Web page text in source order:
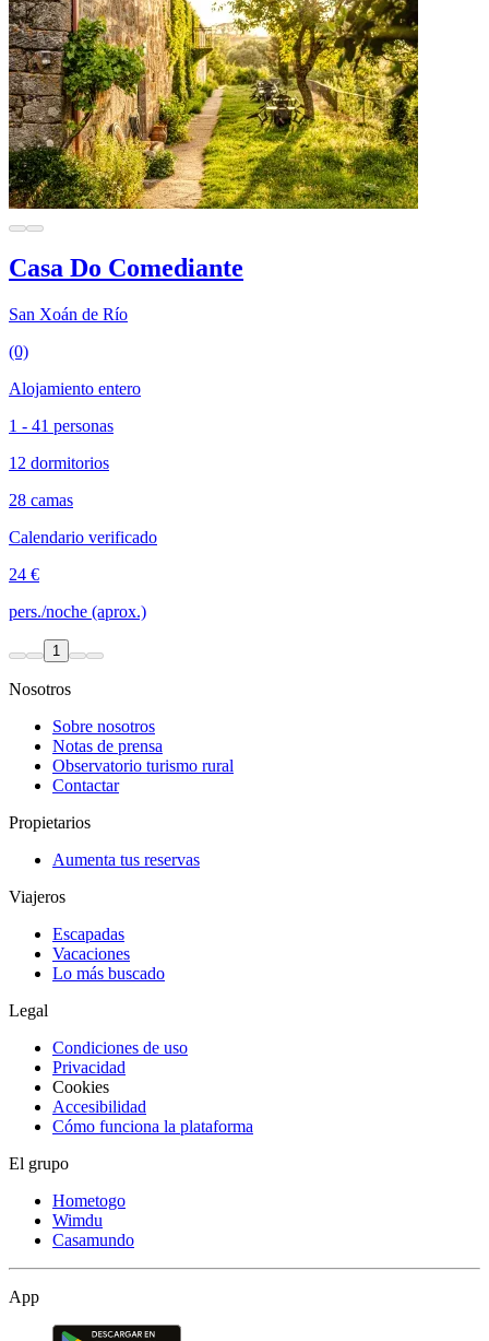
Casa Do Comediante
San Xoán de Río
(0)
Alojamiento entero
1 - 41 personas
12 dormitorios
28 camas
Calendario verificado
24 €
pers./noche (aprox.)
1
Nosotros
Sobre nosotros
Notas de prensa
Observatorio turismo rural
Contactar
Propietarios
Aumenta tus reservas
Viajeros
Escapadas
Vacaciones
Lo más buscado
Legal
Condiciones de uso
Privacidad
Cookies
Accesibilidad
Cómo funciona la plataforma
El grupo
Hometogo
Wimdu
Casamundo
App